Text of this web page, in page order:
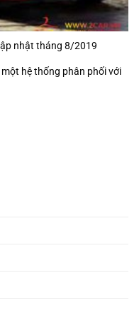
nhật tháng 8/2019
hệ thống phân phối với